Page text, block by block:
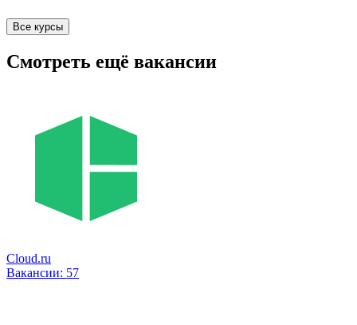
Все курсы
Смотреть ещё вакансии
Cloud.ru
Вакансии: 57